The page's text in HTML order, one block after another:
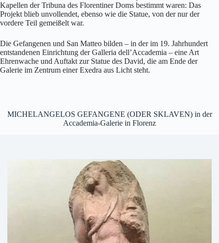
Kapellen der Tribuna des Florentiner Doms bestimmt waren: Das
Projekt blieb unvollendet, ebenso wie die Statue, von der nur der
vordere Teil gemeißelt war.
Die Gefangenen und San Matteo bilden – in der im 19. Jahrhundert
entstandenen Einrichtung der Galleria dell’Accademia – eine Art
Ehrenwache und Auftakt zur Statue des David, die am Ende der
Galerie im Zentrum einer Exedra aus Licht steht.
MICHELANGELOS GEFANGENE (ODER SKLAVEN) in der
Accademia-Galerie in Florenz